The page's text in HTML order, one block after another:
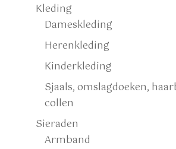
Kleding
Dameskleding
Herenkleding
Kinderkleding
Sjaals, omslagdoeken,
collen
Sieraden
Armband